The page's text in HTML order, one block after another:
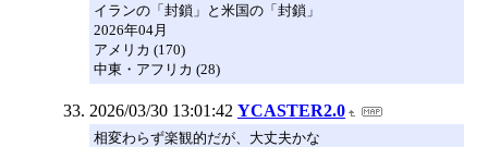
イランの「封鎖」と米国の「封鎖」
2026年04月
アメリカ (170)
中東・アフリカ (28)
2026/03/30 13:01:42 YCASTER2.0
相変わらず楽観的だが、大丈夫かな